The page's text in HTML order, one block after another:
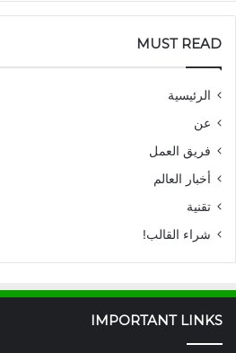
MUST READ
الرئيسية
عن
فريق العمل
أخبار العالم
تقنية
شراء القالب!
IMPORTANT LINKS